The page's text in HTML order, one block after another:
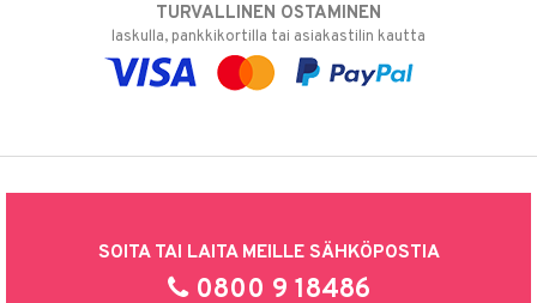
TURVALLINEN OSTAMINEN
laskulla, pankkikortilla tai asiakastilin kautta
SOITA TAI LAITA MEILLE SÄHKÖPOSTIA
0800 9 18486